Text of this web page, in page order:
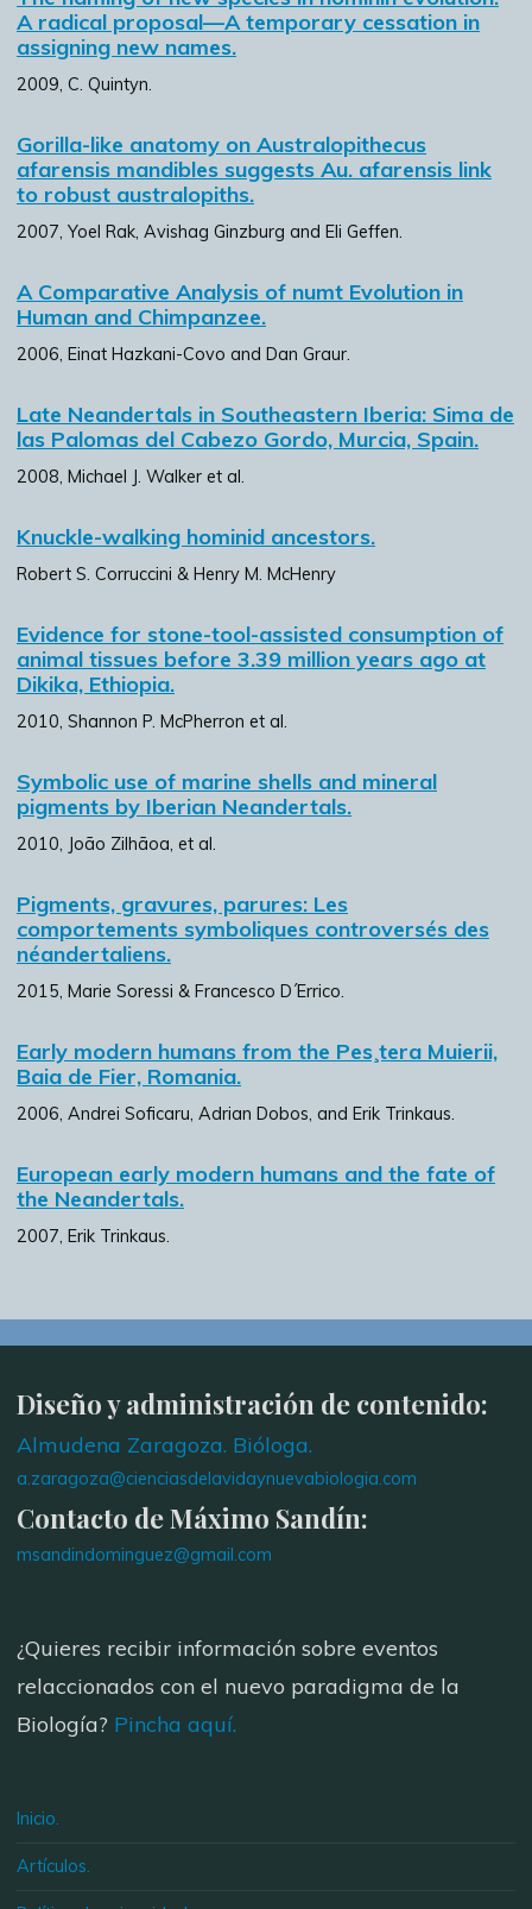
A radical proposal—A temporary cessation in
assigning new names.
2009, C. Quintyn.
Gorilla-like anatomy on Australopithecus
afarensis mandibles suggests Au. afarensis link
to robust australopiths.
2007, Yoel Rak, Avishag Ginzburg and Eli Geffen.
A Comparative Analysis of numt Evolution in
Human and Chimpanzee.
2006, Einat Hazkani-Covo and Dan Graur.
Late Neandertals in Southeastern Iberia: Sima de
las Palomas del Cabezo Gordo, Murcia, Spain.
2008, Michael J. Walker et al.
Knuckle-walking hominid ancestors.
Robert S. Corruccini & Henry M. McHenry
Evidence for stone-tool-assisted consumption of
animal tissues before 3.39 million years ago at
Dikika, Ethiopia.
2010, Shannon P. McPherron et al.
Symbolic use of marine shells and mineral
pigments by Iberian Neandertals.
2010, João Zilhãoa, et al.
Pigments, gravures, parures: Les
comportements symboliques controversés des
néandertaliens.
2015, Marie Soressi & Francesco D´Errico.
Early modern humans from the Pes¸tera Muierii,
Baia de Fier, Romania.
2006, Andrei Soficaru, Adrian Dobos, and Erik Trinkaus.
European early modern humans and the fate of
the Neandertals.
2007, Erik Trinkaus.
Diseño y administración de contenido:
Almudena Zaragoza. Bióloga.
a.zaragoza@cienciasdelavidaynuevabiologia.com
Contacto de Máximo Sandín:
msandindominguez@gmail.com
¿Quieres recibir información sobre eventos
relaccionados con el nuevo paradigma de la
Biología? Pincha aquí.
Inicio.
Artículos.